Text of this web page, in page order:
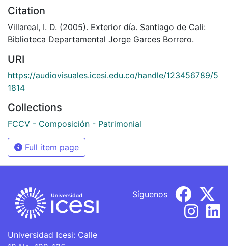
Citation
Villareal, I. D. (2005). Exterior día. Santiago de Cali:
Biblioteca Departamental Jorge Garces Borrero.
URI
https://audiovisuales.icesi.edu.co/handle/123456789/5
1814
Collections
FCCV - Composición - Patrimonial
Full item page
Universidad Icesi: Calle
Síguenos